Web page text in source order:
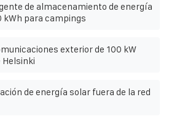
de almacenamiento de energía
kWh para campings
exterior de 100 kW
Helsinki
de energía solar fuera de la red